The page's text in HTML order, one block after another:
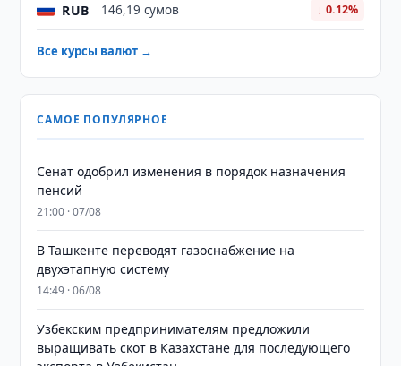
RUB 146,19 сумов ↓ 0.12%
Все курсы валют →
САМОЕ ПОПУЛЯРНОЕ
Сенат одобрил изменения в порядок назначения
пенсий
21:00 · 07/08
В Ташкенте переводят газоснабжение на
двухэтапную систему
14:49 · 06/08
Узбекским предпринимателям предложили
выращивать скот в Казахстане для последующего